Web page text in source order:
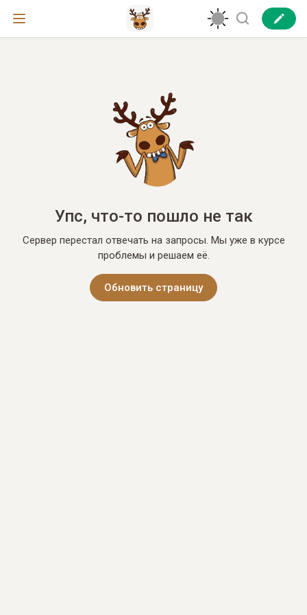
Упс, что-то пошло не так
Сервер перестал отвечать на запросы. Мы уже в курсе
проблемы и решаем её.
Обновить страницу